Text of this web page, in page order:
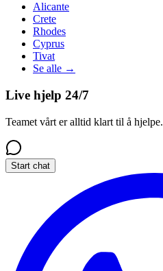
Alicante
Crete
Rhodes
Cyprus
Tivat
Se alle →
Live hjelp 24/7
Teamet vårt er alltid klart til å hjelpe.
Start chat